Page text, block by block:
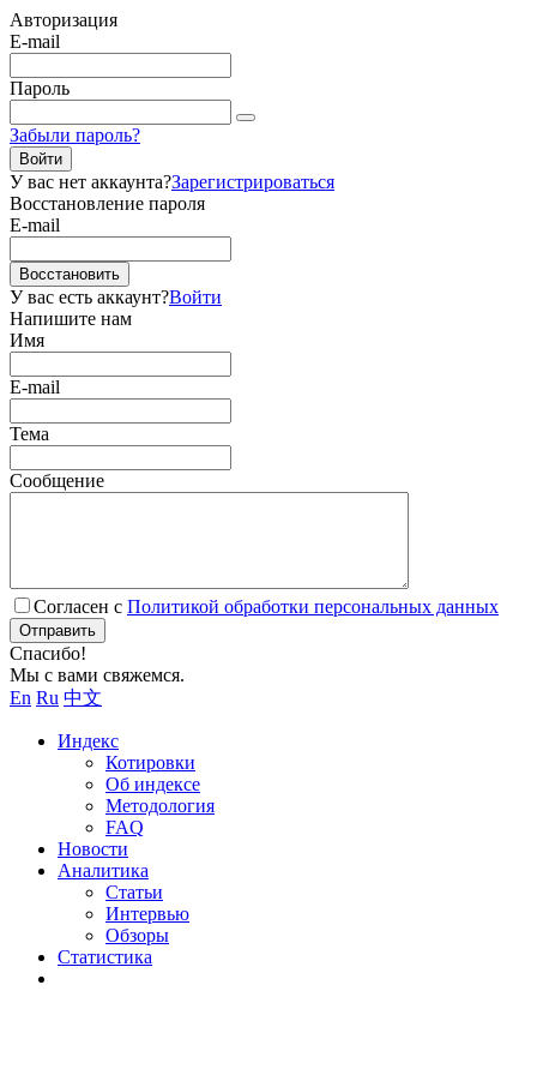
Авторизация
E-mail
Пароль
Забыли пароль?
Войти
У вас нет аккаунта?Зарегистрироваться
Восстановление пароля
E-mail
Восстановить
У вас есть аккаунт?Войти
Напишите нам
Имя
E-mail
Тема
Сообщение
Согласен с Политикой обработки персональных данных
Отправить
Спасибо!
Мы с вами свяжемся.
En Ru 中文
Индекс
Котировки
Об индексе
Методология
FAQ
Новости
Аналитика
Статьи
Интервью
Обзоры
Статистика